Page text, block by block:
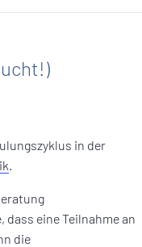
in der
.
dass eine Teilnahme an
die